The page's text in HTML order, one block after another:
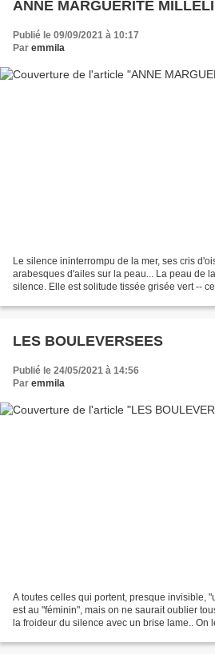
ANNE MARGUERITE
Publié le 09/09/2021 à 10:17
Par emmila
Le silence ininterrompu de la mer, ses cris
arabesques d'ailes sur la peau... La peau de
silence. Elle est solitude tissée grisée vert --
LES BOULEVERSEES
Publié le 24/05/2021 à 14:56
Par emmila
A toutes celles qui portent, presque invisible,
est au "féminin", mais on ne saurait oublier
la froideur du silence avec un brise lame.. On